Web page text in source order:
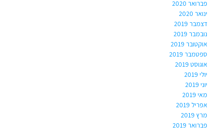
פברואר 2020
ינואר 2020
דצמבר 2019
נובמבר 2019
אוקטובר 2019
ספטמבר 2019
אוגוסט 2019
יולי 2019
יוני 2019
מאי 2019
אפריל 2019
מרץ 2019
פברואר 2019